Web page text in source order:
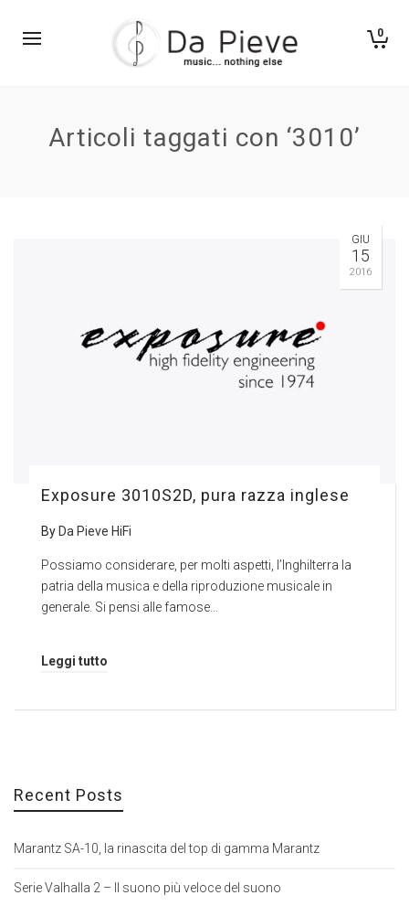
0
Articoli taggati con ‘3010’
GIU
15
2016
Exposure 3010S2D, pura razza inglese
By Da Pieve HiFi
Possiamo considerare, per molti aspetti, l’Inghilterra la
patria della musica e della riproduzione musicale in
generale. Si pensi alle famose…
Leggi tutto
Recent Posts
Marantz SA-10, la rinascita del top di gamma Marantz
Serie Valhalla 2 – Il suono più veloce del suono